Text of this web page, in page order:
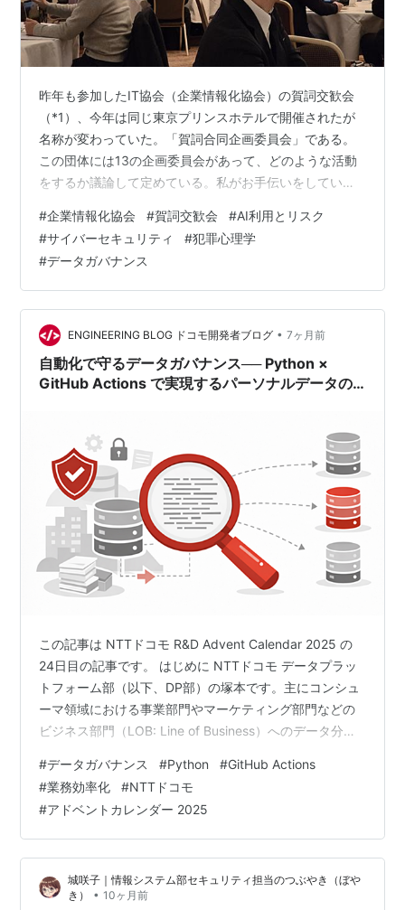
昨年も参加したIT協会（企業情報化協会）の賀詞交歓会
（*1）、今年は同じ東京プリンスホテルで開催されたが
名称が変わっていた。「賀詞合同企画委員会」である。
この団体には13の企画委員会があって、どのような活動
をするか議論して定めている。私がお手伝いをしている
に賀詞交換（交歓？）をするだけでなく、議論しようと
いうことで名称が変わったようだ。おおむねDXを論ずる
団体なのだが、時流もあって参加者が増えている。昨年
のこの会合が100名超だったところ、今年は150名を超え
ていた。 基調講演をしてくれたのは犯罪心理学が専門の
大学教授で、「犯罪心理学からみた…
#企業情報化協会 #賀詞交歓会 #AI利用とリスク
#サイバーセキュリティ #犯罪心理学
#データガバナンス
ENGINEERING BLOG ドコモ開発者ブログ • 7ヶ月前
自動化で守るデータガバナンス── Python ×
GitHub Actions で実現するパーソナルデータの
この記事は NTTドコモ R&D Advent Calendar 2025 の
24日目の記事です。 はじめに NTTドコモ データプラッ
トフォーム部（以下、DP部）の塚本です。主にコンシュ
ーマ領域における事業部門やマーケティング部門などの
ビジネス部門（LOB: Line of Business）へのデータ分析
うにするためのツール提供などに従事しています。 ビジ
ネス部門主体のデータ活用の取り組みを推進する中で、
課題となったのが「スピード」と「ガバナンス」の両立
です。常に締め切りと目標達成に追われている状況であ
っても、無理なくデータガバナンスを担保…
#データガバナンス #Python #GitHub Actions
#業務効率化 #NTTドコモ
#アドベントカレンダー 2025
城咲子｜情報システム部セキュリティ担当のつぶやき（ぼや
き）
• 10ヶ月前